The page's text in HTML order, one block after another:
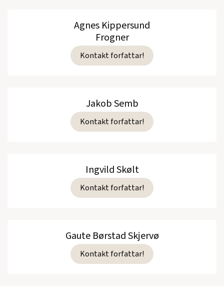
Agnes Kippersund
Frogner
Kontakt forfattar!
Jakob Semb
Kontakt forfattar!
Ingvild Skølt
Kontakt forfattar!
Gaute Børstad Skjervø
Kontakt forfattar!